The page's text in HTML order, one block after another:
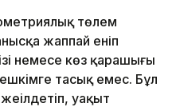
төлем
жаппай еніп
немесе көз қарашығы
таңсық емес. Бұл
уақыт